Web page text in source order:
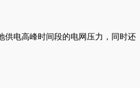
供电高峰时间段的电网压力，同时还